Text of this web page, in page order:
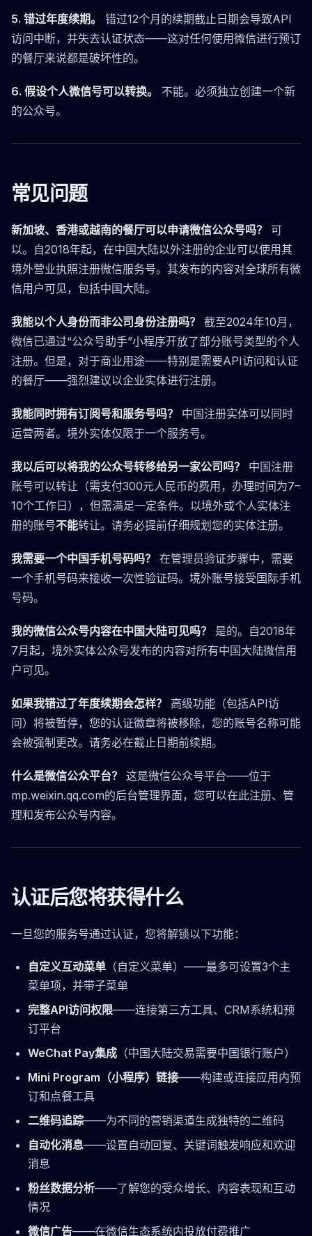
5. 错过年度续期。
错过12个月的续期截止日期会导致API
访问中断，并失去认证状态——这对任何使用微信进行预订
的餐厅来说都是破坏性的。
6. 假设个人微信号可以转换。
不能。必须独立创建一个新
的公众号。
常见问题
新加坡、香港或越南的餐厅可以申请微信公众号吗？
可
以。自2018年起，在中国大陆以外注册的企业可以使用其
境外营业执照注册微信服务号。其发布的内容对全球所有微
信用户可见，包括中国大陆。
我能以个人身份而非公司身份注册吗？
截至2024年10月，
微信已通过“公众号助手”小程序开放了部分账号类型的个人
注册。但是，对于商业用途——特别是需要API访问和认证
的餐厅——强烈建议以企业实体进行注册。
我能同时拥有订阅号和服务号吗？
中国注册实体可以同时
运营两者。境外实体仅限于一个服务号。
我以后可以将我的公众号转移给另一家公司吗？
中国注册
账号可以转让（需支付300元人民币的费用，办理时间为7–
10个工作日），但需满足一定条件。以境外或个人实体注
册的账号不能转让。请务必提前仔细规划您的实体注册。
我需要一个中国手机号码吗？
在管理员验证步骤中，需要
一个手机号码来接收一次性验证码。境外账号接受国际手机
号码。
我的微信公众号内容在中国大陆可见吗？
是的。自2018年
7月起，境外实体公众号发布的内容对所有中国大陆微信用
户可见。
如果我错过了年度续期会怎样？
高级功能（包括API访
问）将被暂停，您的认证徽章将被移除，您的账号名称可能
会被强制更改。请务必在截止日期前续期。
什么是微信公众平台？
这是微信公众号平台——位于
mp.weixin.qq.com的后台管理界面，您可以在此注册、管
理和发布公众号内容。
认证后您将获得什么
一旦您的服务号通过认证，您将解锁以下功能：
自定义互动菜单 （自定义菜单）——最多可设置3个主
菜单项，并带子菜单
完整API访问权限——连接第三方工具、CRM系统和预
订平台
WeChat Pay集成 （中国大陆交易需要中国银行账户）
Mini Program（小程序）链接——构建或连接应用内预
订和点餐工具
二维码追踪——为不同的营销渠道生成独特的二维码
自动化消息——设置自动回复、关键词触发响应和欢迎
消息
粉丝数据分析——了解您的受众增长、内容表现和互动
情况
微信广告——在微信生态系统内投放付费推广